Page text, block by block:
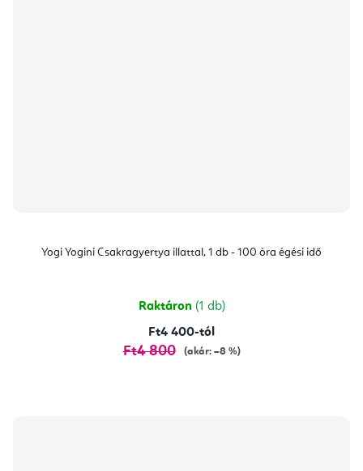
Yogi Yogini Csakragyertya illattal, 1 db - 100 óra égési idő
Raktáron (1 db)
Ft4 400-tól
Ft4 800 (akár: –8 %)